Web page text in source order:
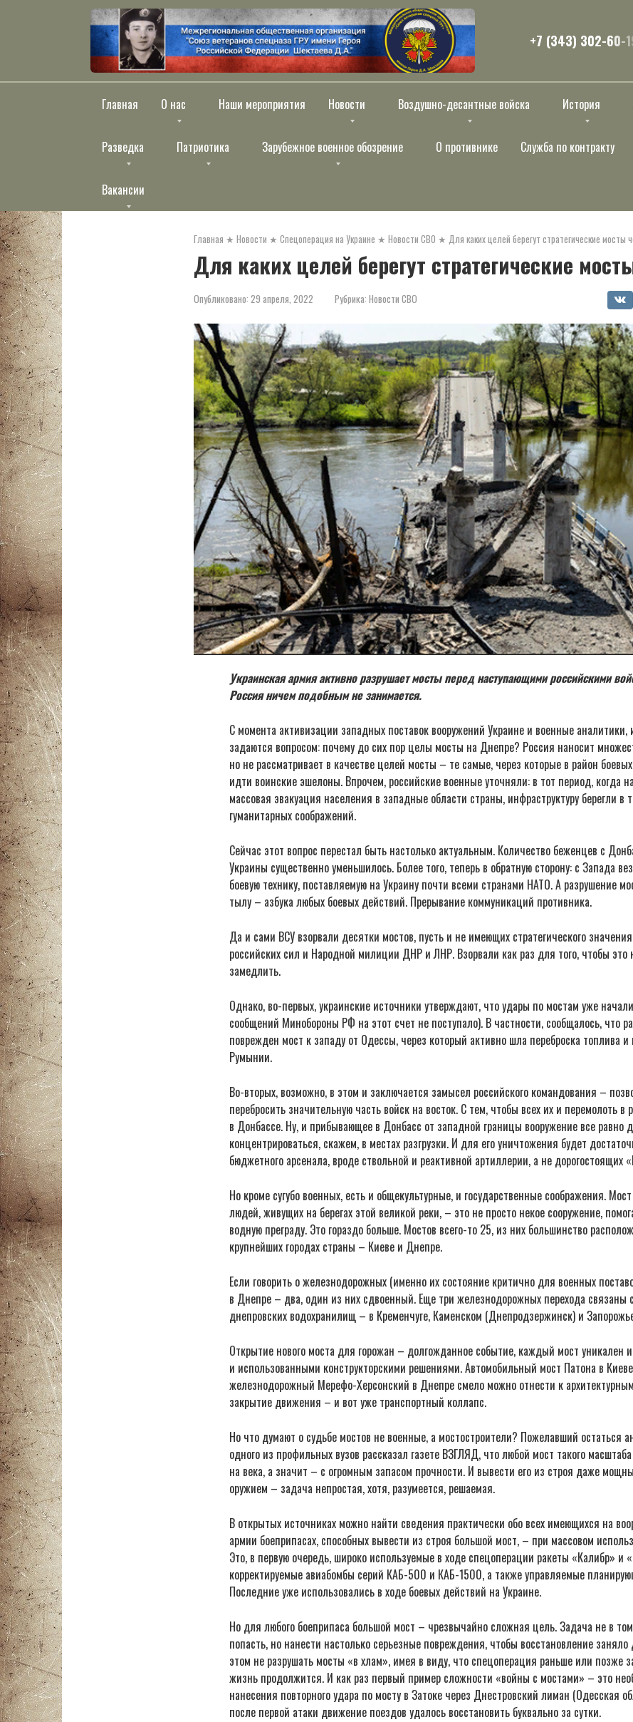
+7 (343) 302-60-
Главная О нас Наши мероприятия Новости Воздушно-десантные войска История
Разведка Патриотика Зарубежное военное обозрение О противнике Служба по контракту
Вакансии
Главная ★ Новости ★ Спецоперация на Украине ★ Новости СВО ★ Для каких целей берегут стратегические мосты
Для каких целей берегут стратегические
Опубликовано: 29 апреля, 2022 Рубрика: Новости СВО
Украинская армия активно разрушает мосты перед наступающими российскими
Россия ничем подобным не занимается.
С момента активизации западных поставок вооружений Украине и военные
задаются вопросом: почему до сих пор целы мосты на Днепре? Россия наносит
но не рассматривает в качестве целей мосты – те самые, через которые в район
идти воинские эшелоны. Впрочем, российские военные уточняли: в тот период, когда
массовая эвакуация населения в западные области страны, инфраструктуру берегли в
гуманитарных соображений.
Сейчас этот вопрос перестал быть настолько актуальным. Количество беженцев с
Украины существенно уменьшилось. Более того, теперь в обратную сторону: с Запада
боевую технику, поставляемую на Украину почти всеми странами НАТО. А разрушение
тылу – азбука любых боевых действий. Прерывание коммуникаций противника.
Да и сами ВСУ взорвали десятки мостов, пусть и не имеющих стратегического
российских сил и Народной милиции ДНР и ЛНР. Взорвали как раз для того, чтобы это
замедлить.
Однако, во-первых, украинские источники утверждают, что удары по мостам уже
сообщений Минобороны РФ на этот счет не поступало). В частности, сообщалось, что
поврежден мост к западу от Одессы, через который активно шла переброска топлива и
Румынии.
Во-вторых, возможно, в этом и заключается замысел российского командования –
перебросить значительную часть войск на восток. С тем, чтобы всех их и перемолоть
в Донбассе. Ну, и прибывающее в Донбасс от западной границы вооружение все равно
концентрироваться, скажем, в местах разгрузки. И для его уничтожения будет
бюджетного арсенала, вроде ствольной и реактивной артиллерии, а не дорогостоящих
Но кроме сугубо военных, есть и общекультурные, и государственные соображения.
людей, живущих на берегах этой великой реки, – это не просто некое сооружение,
водную преграду. Это гораздо больше. Мостов всего-то 25, из них большинство
крупнейших городах страны – Киеве и Днепре.
Если говорить о железнодорожных (именно их состояние критично для военных
в Днепре – два, один из них сдвоенный. Еще три железнодорожных перехода связаны
днепровских водохранилищ – в Кременчуге, Каменском (Днепродзержинск) и
Открытие нового моста для горожан – долгожданное событие, каждый мост уникален
и использованными конструкторскими решениями. Автомобильный мост Патона в
железнодорожный Мерефо-Херсонский в Днепре смело можно отнести к
закрытие движения – и вот уже транспортный коллапс.
Но что думают о судьбе мостов не военные, а мостостроители? Пожелавший остаться
одного из профильных вузов рассказал газете ВЗГЛЯД, что любой мост такого
на века, а значит – с огромным запасом прочности. И вывести его из строя даже
оружием – задача непростая, хотя, разумеется, решаемая.
В открытых источниках можно найти сведения практически обо всех имеющихся на
армии боеприпасах, способных вывести из строя большой мост, – при массовом
Это, в первую очередь, широко используемые в ходе спецоперации ракеты «Калибр» и
корректируемые авиабомбы серий КАБ-500 и КАБ-1500, а также управляемые
Последние уже использовались в ходе боевых действий на Украине.
Но для любого боеприпаса большой мост – чрезвычайно сложная цель. Задача не в
попасть, но нанести настолько серьезные повреждения, чтобы восстановление заняло
этом не разрушать мосты «в хлам», имея в виду, что спецоперация раньше или позже
жизнь продолжится. И как раз первый пример сложности «войны с мостами» – это
нанесения повторного удара по мосту в Затоке через Днестровский лиман (Одесская
после первой атаки движение поездов удалось восстановить буквально за сутки.